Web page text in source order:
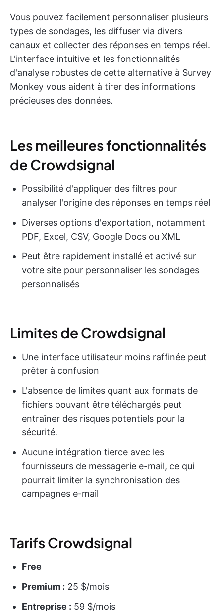
Vous pouvez facilement personnaliser plusieurs
types de sondages, les diffuser via divers
canaux et collecter des réponses en temps réel.
L'interface intuitive et les fonctionnalités
d'analyse robustes de cette alternative à Survey
Monkey vous aident à tirer des informations
précieuses des données.
Les meilleures fonctionnalités
de Crowdsignal
Possibilité d'appliquer des filtres pour
analyser l'origine des réponses en temps réel
Diverses options d'exportation, notamment
PDF, Excel, CSV, Google Docs ou XML
Peut être rapidement installé et activé sur
votre site pour personnaliser les sondages
personnalisés
Limites de Crowdsignal
Une interface utilisateur moins raffinée peut
prêter à confusion
L'absence de limites quant aux formats de
fichiers pouvant être téléchargés peut
entraîner des risques potentiels pour la
sécurité.
Aucune intégration tierce avec les
fournisseurs de messagerie e-mail, ce qui
pourrait limiter la synchronisation des
campagnes e-mail
Tarifs Crowdsignal
Free
Premium : 25 $/mois
Entreprise : 59 $/mois